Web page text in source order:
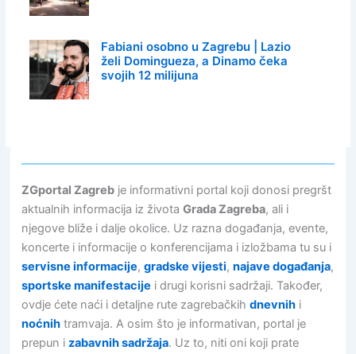
Fabiani osobno u Zagrebu | Lazio
želi Domingueza, a Dinamo čeka
svojih 12 milijuna
ZGportal Zagreb je informativni portal koji donosi pregršt
aktualnih informacija iz životaGrada Zagreba, ali i
njegove bliže i dalje okolice. Uz razna događanja, evente,
koncerte i informacije o konferencijama i izložbama tu su i
servisne informacije,gradske vijesti,najave događanja,
sportske manifestacije i drugi korisni sadržaji. Također,
ovdje ćete naći i detaljne rute zagrebačkihdnevnih i
noćnih tramvaja. A osim što je informativan, portal je
prepun izabavnih sadržaja. Uz to, niti oni koji prate